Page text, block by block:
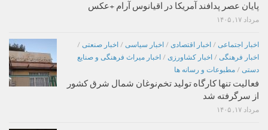
پایان عصر پدافند آمریکا در اقیانوس آرام +عکس
مرداد ۱۷, ۱۴۰۵
اخبار اجتماعی / اخبار اقتصادی / اخبار سیاسی / اخبار صنعتی /
اخبار فرهنگی / اخبار کشاورزی / اخبار میراث فرهنگی و صنایع
دستی / مطبوعات و رسانه ها
فعالیت تنها کارگاه تولید تخم‌نوغان شمال شرق کشور
از سرگرفته شد
مرداد ۱۷, ۱۴۰۵